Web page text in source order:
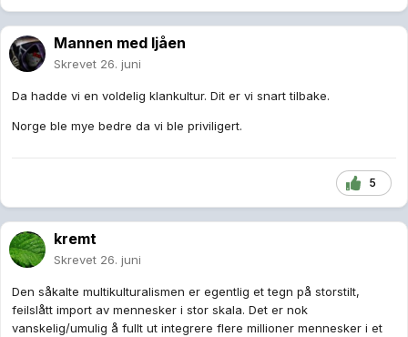
Mannen med ljåen
Skrevet 26. juni
Da hadde vi en voldelig klankultur. Dit er vi snart tilbake.
Norge ble mye bedre da vi ble priviligert.
5
kremt
Skrevet 26. juni
Den såkalte multikulturalismen er egentlig et tegn på storstilt,
feilslått import av mennesker i stor skala. Det er nok
vanskelig/umulig å fullt ut integrere flere millioner mennesker i et